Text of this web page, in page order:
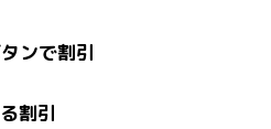
ンで割引
割引